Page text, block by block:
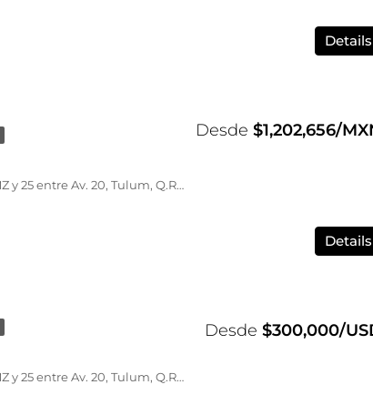
Details
Desde $1,202,656/
Axkaba Tulum, SM Carretera MZ y 25 entre Av. 20, Tulum, Q.R., México
Details
Desde $300,000/
Axkaba Tulum, SM Carretera MZ y 25 entre Av. 20, Tulum, Q.R., México